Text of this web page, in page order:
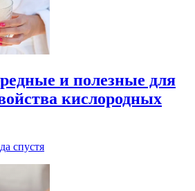
и полезные для
кислородных
спустя